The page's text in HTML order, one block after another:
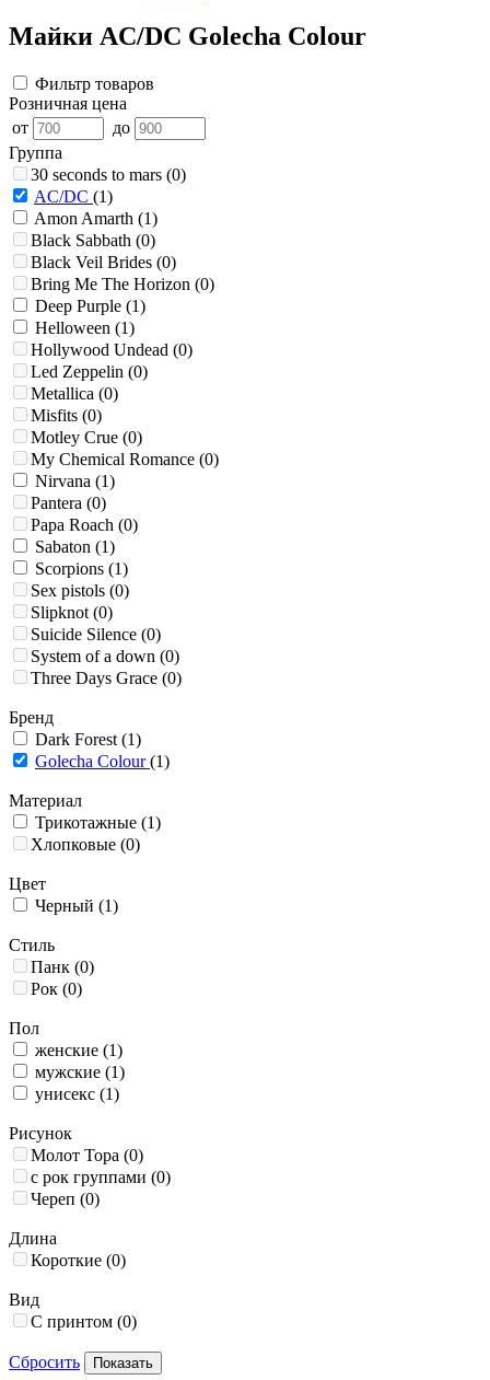
Майки AC/DC Golecha Colour
Фильтр товаров
Розничная цена
от
до
Группа
30 seconds to mars (0)
AC/DC (1)
Amon Amarth (1)
Black Sabbath (0)
Black Veil Brides (0)
Bring Me The Horizon (0)
Deep Purple (1)
Helloween (1)
Hollywood Undead (0)
Led Zeppelin (0)
Metallica (0)
Misfits (0)
Motley Crue (0)
My Chemical Romance (0)
Nirvana (1)
Pantera (0)
Papa Roach (0)
Sabaton (1)
Scorpions (1)
Sex pistols (0)
Slipknot (0)
Suicide Silence (0)
System of a down (0)
Three Days Grace (0)
Бренд
Dark Forest(1)
Golecha Colour(1)
Материал
Трикотажные (1)
Хлопковые (0)
Цвет
Черный (1)
Стиль
Панк (0)
Рок (0)
Пол
женские (1)
мужские (1)
унисекс (1)
Рисунок
Молот Тора (0)
с рок группами (0)
Череп (0)
Длина
Короткие (0)
Вид
С принтом (0)
Сбросить